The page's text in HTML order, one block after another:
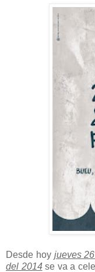
Desde hoy jueves
del 2014se va a